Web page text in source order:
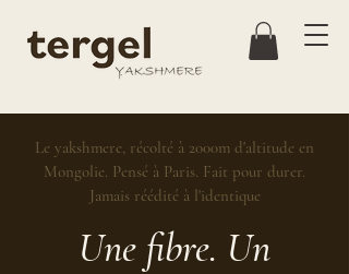
Le yakshmere, récolté à 2000m d'altitude en
Mongolie. Pensé à Paris. Fait pour durer.
Jamais réédité à l'identique
Une fibre. Un